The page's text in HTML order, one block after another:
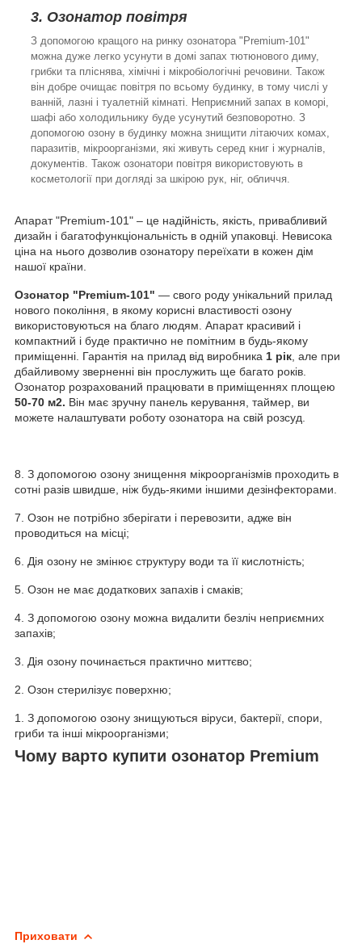
3. Озонатор повітря
З допомогою кращого на ринку озонатора "Premium-101"
можна дуже легко усунути в домі запах тютюнового диму,
грибки та пліснява, хімічні і мікробіологічні речовини. Також
він добре очищає повітря по всьому будинку, в тому числі у
ванній, лазні і туалетній кімнаті. Неприємний запах в коморі,
шафі або холодильнику буде усунутий безповоротно. З
допомогою озону в будинку можна знищити літаючих комах,
паразитів, мікроорганізми, які живуть серед книг і журналів,
документів. Також озонатори повітря використовують в
косметології при догляді за шкірою рук, ніг, обличчя.
Чому варто купити озонатор Premium
1. З допомогою озону знищуються віруси, бактерії, спори,
гриби та інші мікроорганізми;
2. Озон стерилізує поверхню;
3. Дія озону починається практично миттєво;
4. З допомогою озону можна видалити безліч неприємних
запахів;
5. Озон не має додаткових запахів і смаків;
6. Дія озону не змінює структуру води та її кислотність;
7. Озон не потрібно зберігати і перевозити, адже він
проводиться на місці;
8. З допомогою озону знищення мікроорганізмів проходить в
сотні разів швидше, ніж будь-якими іншими дезінфекторами.
Озонатор "Premium-101" ― свого роду унікальний прилад
нового покоління, в якому корисні властивості озону
використовуються на благо людям. Апарат красивий і
компактний і буде практично не помітним в будь-якому
приміщенні. Гарантія на прилад від виробника 1 рік, але при
дбайливому зверненні він прослужить ще багато років.
Озонатор розрахований працювати в приміщеннях площею
50-70 м2. Він має зручну панель керування, таймер, ви
можете налаштувати роботу озонатора на свій розсуд.
Апарат "Premium-101" – це надійність, якість, привабливий
дизайн і багатофункціональність в одній упаковці. Невисока
ціна на нього дозволив озонатору переїхати в кожен дім
нашої країни.
Приховати